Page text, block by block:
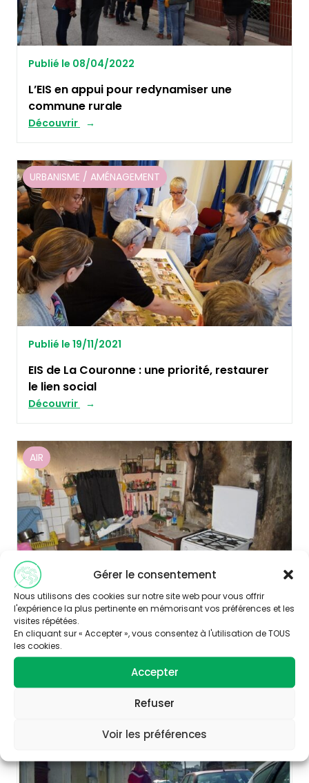
Gérer le consentement
Nous utilisons des cookies sur notre site web pour vous offrir
l'expérience la plus pertinente en mémorisant vos préférences et les
visites répétées.
En cliquant sur « Accepter », vous consentez à l'utilisation de TOUS
les cookies.
Accepter
Refuser
Voir les préférences
Publié le 08/04/2022
L’EIS en appui pour redynamiser une
commune rurale
Découvrir
URBANISME / AMÉNAGEMENT
Publié le 19/11/2021
EIS de La Couronne : une priorité, restaurer
le lien social
Découvrir
AIR
Publié le 27/08/2021
Un nouvel outil pour aider les communes
dans la lutte contre l’habitat indigne
Découvrir